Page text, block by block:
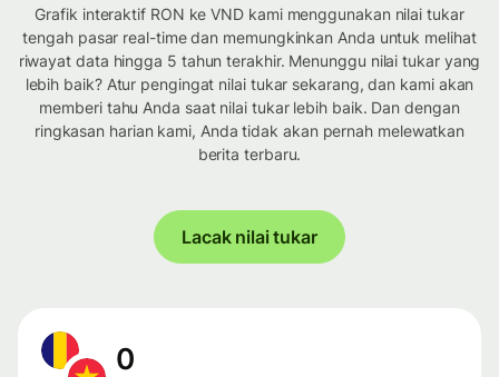
Grafik interaktif RON ke VND kami menggunakan nilai tukar
tengah pasar real-time dan memungkinkan Anda untuk melihat
riwayat data hingga 5 tahun terakhir. Menunggu nilai tukar yang
lebih baik? Atur pengingat nilai tukar sekarang, dan kami akan
memberi tahu Anda saat nilai tukar lebih baik. Dan dengan
ringkasan harian kami, Anda tidak akan pernah melewatkan
berita terbaru.
Lacak nilai tukar
0